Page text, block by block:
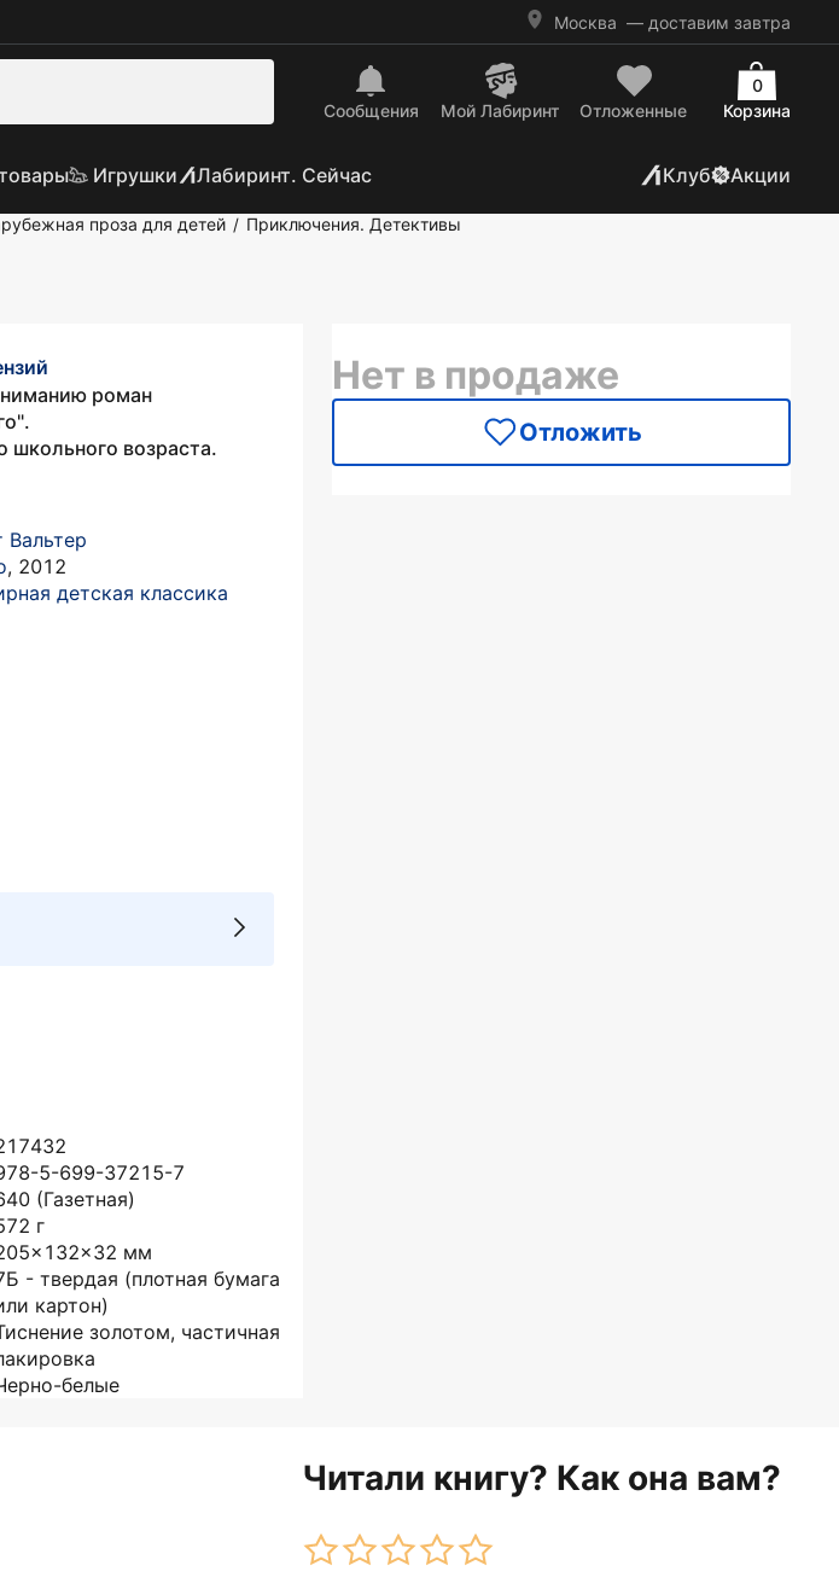
Москва — доставим завтра
Сообщения Mой Лабиринт Отложенные Корзина
0
Игрушки Лабиринт. Сейчас Клуб Акции
проза для детей / Приключения. Детективы
роман
школьного возраста.
Вальтер
, 2012
детская классика
5-699-37215-7
(Газетная)
г
мм
- твердая (плотная бумага
картон)
золотом, частичная
белые
Нет в продаже
Отложить
Читали книгу? Как она вам?